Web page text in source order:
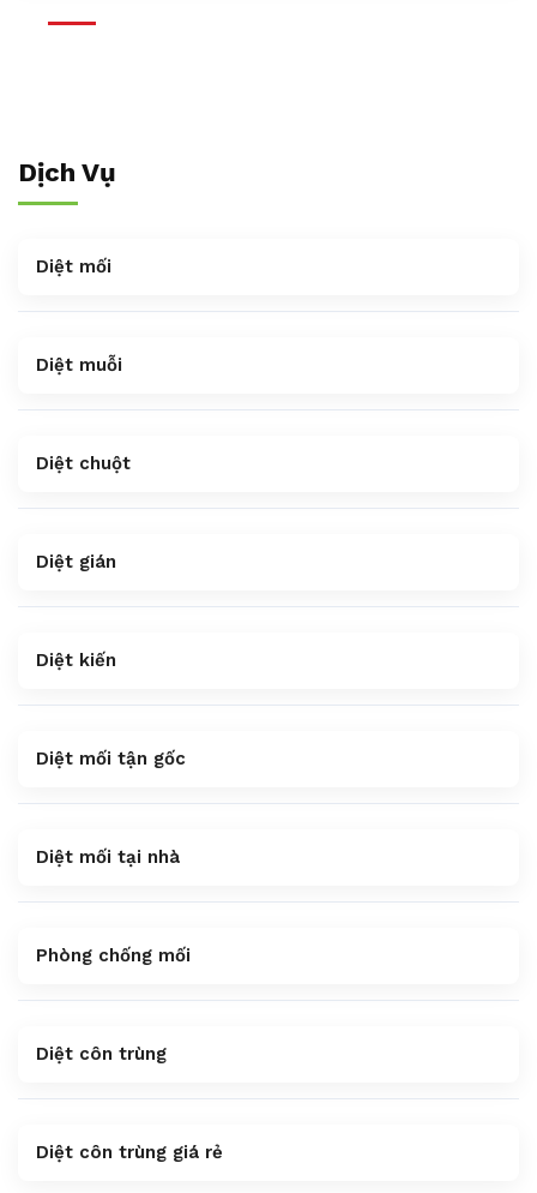
Dịch Vụ
Diệt mối
Diệt muỗi
Diệt chuột
Diệt gián
Diệt kiến
Diệt mối tận gốc
Diệt mối tại nhà
Phòng chống mối
Diệt côn trùng
Diệt côn trùng giá rẻ